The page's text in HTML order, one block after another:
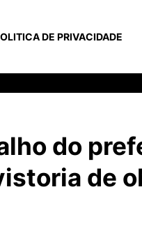
DE PRIVACIDADE
do
de